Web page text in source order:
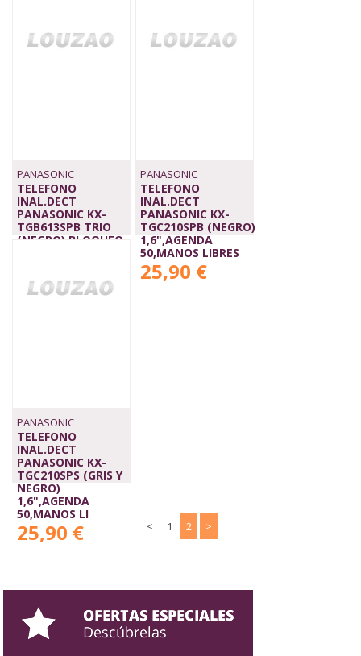
PANASONIC
TELEFONO
INAL.DECT
PANASONIC KX-
TGB613SPB TRIO
(NEGRO) BLOQUEO
PANASONIC
TELEFONO
INAL.DECT
PANASONIC KX-
TGC210SPB (NEGRO)
1,6",AGENDA
50,MANOS LIBRES
25,90 €
PANASONIC
TELEFONO
INAL.DECT
PANASONIC KX-
TGC210SPS (GRIS Y
NEGRO)
1,6",AGENDA
50,MANOS LI
25,90 € < 1 2 >